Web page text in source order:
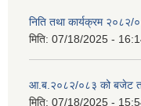
निति तथा कार्यक्रम २०८२/
मिति: 07/18/2025 -
आ.ब.२०८२/०८३ को बजेट
मिति: 07/18/2025 -